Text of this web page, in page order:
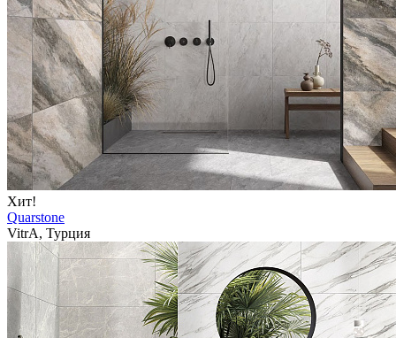
Хит!
Quarstone
VitrA, Турция